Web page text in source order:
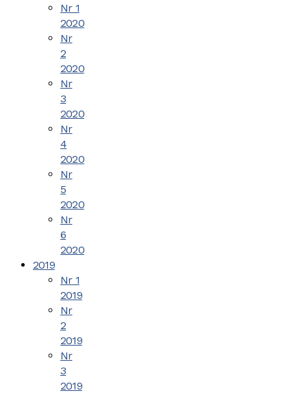
Nr 1
2020
Nr
2
2020
Nr
3
2020
Nr
4
2020
Nr
5
2020
Nr
6
2020
2019
Nr 1
2019
Nr
2
2019
Nr
3
2019